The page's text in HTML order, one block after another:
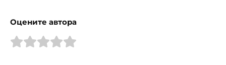
Оцените автора